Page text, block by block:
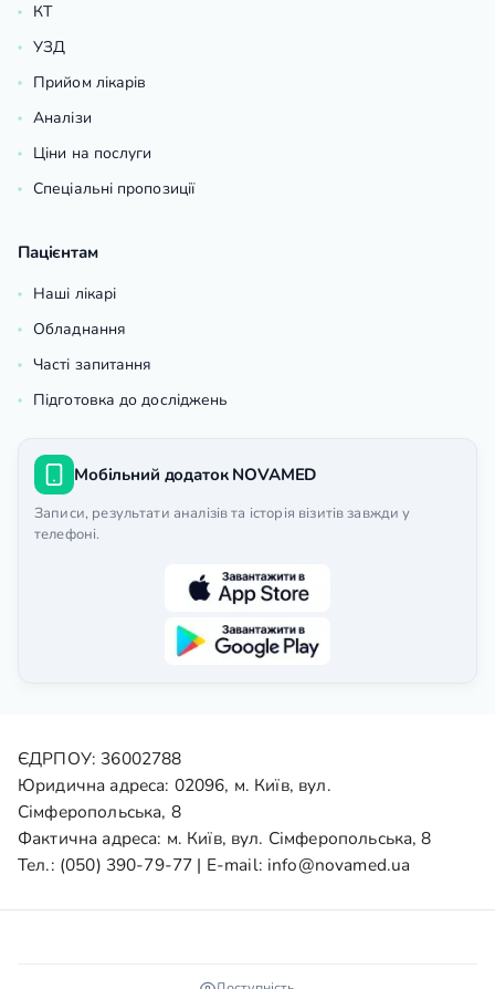
КТ
УЗД
Прийом лікарів
Аналізи
Ціни на послуги
Спеціальні пропозиції
Пацієнтам
Наші лікарі
Обладнання
Часті запитання
Підготовка до досліджень
Мобільний додаток NOVAMED
Записи, результати аналізів та історія візитів завжди у
телефоні.
ЄДРПОУ: 36002788
Юридична адреса: 02096, м. Київ, вул.
Сімферопольська, 8
Фактична адреса: м. Київ, вул. Сімферопольська, 8
Тел.: (050) 390-79-77 | E-mail: info@novamed.ua